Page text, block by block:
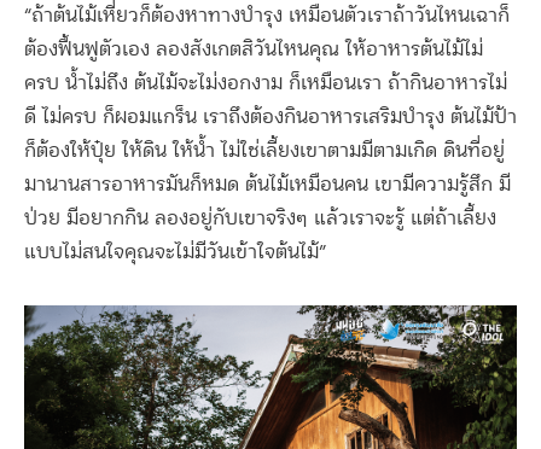
“ถ้าต้นไม้เหี่ยวก็ต้องหาทางบำรุง เหมือนตัวเราถ้าวันไหนเฉาก็
ต้องฟื้นฟูตัวเอง ลองสังเกตสิวันไหนคุณ ให้อาหารต้นไม้ไม่
ครบ น้ำไม่ถึง ต้นไม้จะไม่งอกงาม ก็เหมือนเรา ถ้ากินอาหารไม่
ดี ไม่ครบ ก็ผอมแกร็น เราถึงต้องกินอาหารเสริมบำรุง ต้นไม้ป้า
ก็ต้องให้ปุ๋ย ให้ดิน ให้น้ำ ไม่ใช่เลี้ยงเขาตามมีตามเกิด ดินที่อยู่
มานานสารอาหารมันก็หมด ต้นไม้เหมือนคน เขามีความรู้สึก มี
ป่วย มีอยากกิน ลองอยู่กับเขาจริงๆ แล้วเราจะรู้ แต่ถ้าเลี้ยง
แบบไม่สนใจคุณจะไม่มีวันเข้าใจต้นไม้”